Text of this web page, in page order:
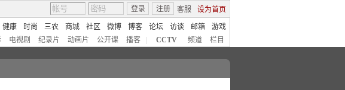
客服 设为首页
登录 注册
健康 时尚 三农 商城 社区 微博 博客 论坛 访谈 邮箱
游戏
电视剧 纪录片 动画片 公开课 播客 CCTV 频道 栏目